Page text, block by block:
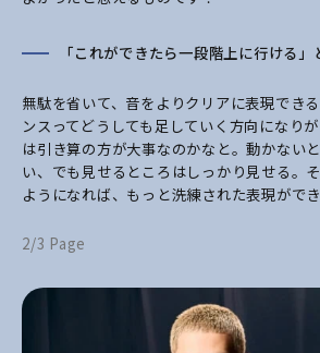
「これができたら一段階上に行ける
無駄を省いて、音をよりクリアに表現でき
ンスってどうしても足していく方向になり
は引き算の方が大事なのかなと。動かない
い、でも見せるところはしっかり見せる。
ようになれば、もっと洗練された表現がで
2/3 Page